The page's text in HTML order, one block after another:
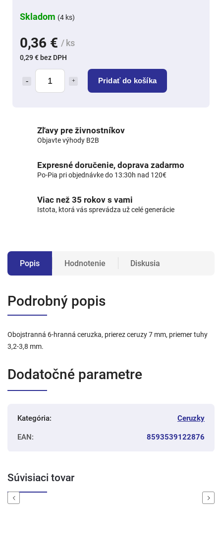
0,36 € / ks
0,29 € bez DPH
Pridať do košíka
Skladom (4 ks)
Zľavy pre živnostníkov
Objavte výhody B2B
Expresné doručenie, doprava zadarmo
Po-Pia pri objednávke do 13:30h nad 120€
Viac než 35 rokov s vami
Istota, ktorá vás sprevádza už celé generácie
Popis Hodnotenie Diskusia
Podrobný popis
Obojstranná 6-hranná ceruzka, prierez ceruzy 7 mm, priemer tuhy
3,2-3,8 mm.
Dodatočné parametre
Kategória: Ceruzky
EAN: 8593539122876
Súvisiaci tovar
Previous Next